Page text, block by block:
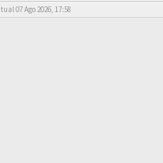
07 Ago 2026, 17:58